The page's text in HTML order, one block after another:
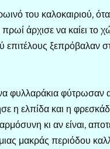
του καλοκαιριού,
άρχισε να καίει το
επιτέλους ξεπρόβαλαν
φυλλαράκια φύτρωσαν
η ελπίδα και η
κι αν είναι,
μακράς περιόδου